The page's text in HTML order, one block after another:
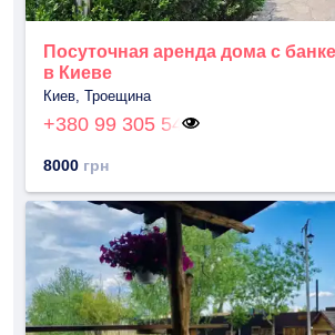
Посуточная аренда дома с
в Киеве
Киев, Троещина
+380 99 305 54
8000 грн